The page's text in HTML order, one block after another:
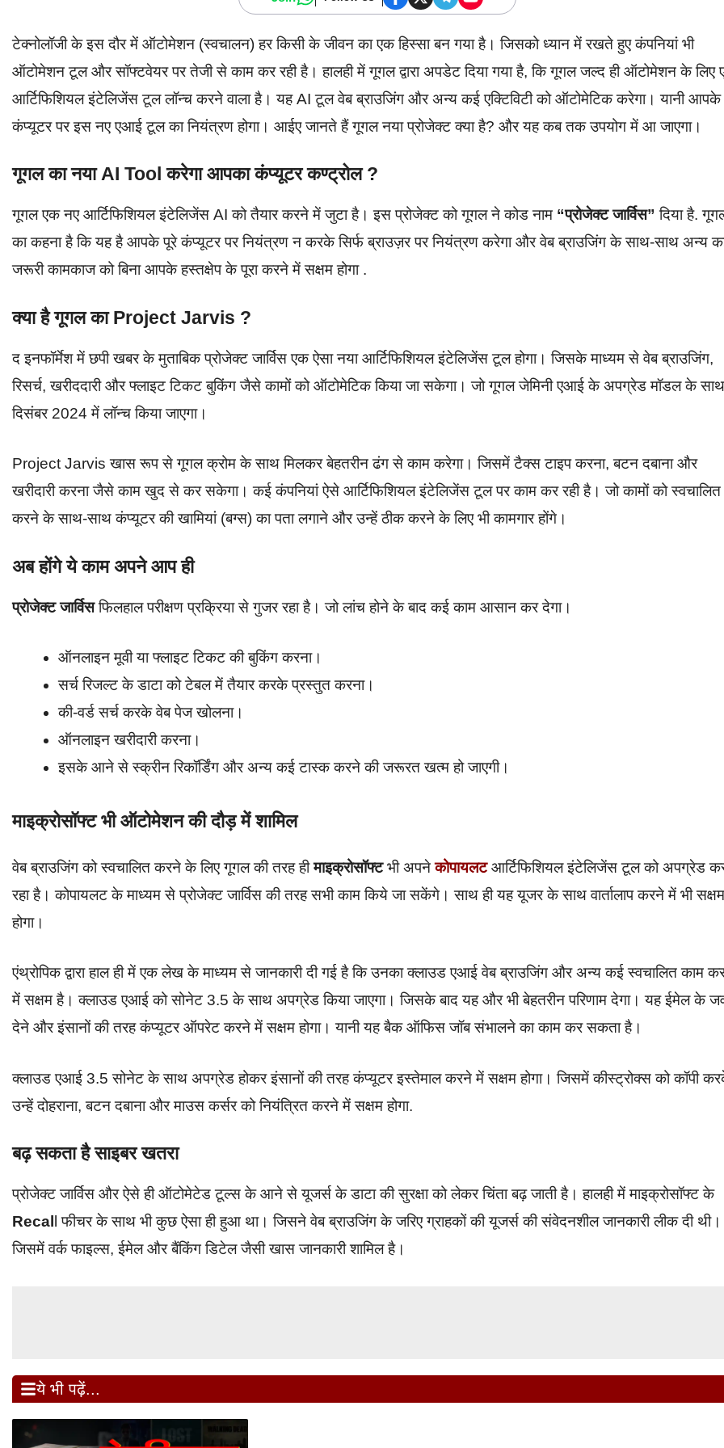
टेक्नोलॉजी के इस दौर में ऑटोमेशन (स्वचालन) हर किसी के जीवन का एक हिस्सा बन गया है। जिसको ध्यान में रखते हुए कंपनियां भी
ऑटोमेशन टूल और सॉफ्टवेयर पर तेजी से काम कर रही है। हालही में गूगल द्वारा अपडेट दिया गया है, कि गूगल जल्द ही ऑटोमेशन के लिए
आर्टिफिशियल इंटेलिजेंस टूल लॉन्च करने वाला है। यह AI टूल वेब ब्राउजिंग और अन्य कई एक्टिविटी को ऑटोमेटिक करेगा। यानी आपके
कंप्यूटर पर इस नए एआई टूल का नियंत्रण होगा। आईए जानते हैं गूगल नया प्रोजेक्ट क्या है? और यह कब तक उपयोग में आ जाएगा।
गूगल का नया AI Tool करेगा आपका कंप्यूटर कण्ट्रोल ?
गूगल एक नए आर्टिफिशियल इंटेलिजेंस AI को तैयार करने में जुटा है। इस प्रोजेक्ट को गूगल ने कोड नाम “प्रोजेक्ट जार्विस”दिया है.
का कहना है कि यह है आपके पूरे कंप्यूटर पर नियंत्रण न करके सिर्फ ब्राउज़र पर नियंत्रण करेगा और वेब ब्राउजिंग के साथ-साथ अन्य
जरूरी कामकाज को बिना आपके हस्तक्षेप के पूरा करने में सक्षम होगा .
क्या है गूगल का Project Jarvis ?
द इनफॉर्मेश में छपी खबर के मुताबिक प्रोजेक्ट जार्विस एक ऐसा नया आर्टिफिशियल इंटेलिजेंस टूल होगा। जिसके माध्यम से वेब ब्राउजिंग,
रिसर्च, खरीददारी और फ्लाइट टिकट बुकिंग जैसे कामों को ऑटोमेटिक किया जा सकेगा। जो गूगल जेमिनी एआई के अपग्रेड मॉडल के साथ
दिसंबर 2024 में लॉन्च किया जाएगा।
Project Jarvis खास रूप से गूगल क्रोम के साथ मिलकर बेहतरीन ढंग से काम करेगा। जिसमें टैक्स टाइप करना, बटन दबाना और
खरीदारी करना जैसे काम खुद से कर सकेगा। कई कंपनियां ऐसे आर्टिफिशियल इंटेलिजेंस टूल पर काम कर रही है। जो कामों को स्वचालित
करने के साथ-साथ कंप्यूटर की खामियां (बग्स) का पता लगाने और उन्हें ठीक करने के लिए भी कामगार होंगे।
अब होंगे ये काम अपने आप ही
प्रोजेक्ट जार्विसफिलहाल परीक्षण प्रक्रिया से गुजर रहा है। जो लांच होने के बाद कई काम आसान कर देगा।
ऑनलाइन मूवी या फ्लाइट टिकट की बुकिंग करना।
सर्च रिजल्ट के डाटा को टेबल में तैयार करके प्रस्तुत करना।
की-वर्ड सर्च करके वेब पेज खोलना।
ऑनलाइन खरीदारी करना।
इसके आने से स्क्रीन रिकॉर्डिंग और अन्य कई टास्क करने की जरूरत खत्म हो जाएगी।
माइक्रोसॉफ्ट भी ऑटोमेशन की दौड़ में शामिल
वेब ब्राउजिंग को स्वचालित करने के लिए गूगल की तरह हीमाइक्रोसॉफ्टभी अपनेकोपायलटआर्टिफिशियल इंटेलिजेंस टूल को अपग्रेड
रहा है। कोपायलट के माध्यम से प्रोजेक्ट जार्विस की तरह सभी काम किये जा सकेंगे। साथ ही यह यूजर के साथ वार्तालाप करने में भी सक्षम
होगा।
एंथ्रोपिक द्वारा हाल ही में एक लेख के माध्यम से जानकारी दी गई है कि उनका क्लाउड एआई वेब ब्राउजिंग और अन्य कई स्वचालित काम
में सक्षम है। क्लाउड एआई को सोनेट 3.5 के साथ अपग्रेड किया जाएगा। जिसके बाद यह और भी बेहतरीन परिणाम देगा। यह ईमेल के
देने और इंसानों की तरह कंप्यूटर ऑपरेट करने में सक्षम होगा। यानी यह बैक ऑफिस जॉब संभालने का काम कर सकता है।
क्लाउड एआई 3.5 सोनेट के साथ अपग्रेड होकर इंसानों की तरह कंप्यूटर इस्तेमाल करने में सक्षम होगा। जिसमें कीस्ट्रोक्स को कॉपी
उन्हें दोहराना, बटन दबाना और माउस कर्सर को नियंत्रित करने में सक्षम होगा.
बढ़ सकता है साइबर खतरा
प्रोजेक्ट जार्विस और ऐसे ही ऑटोमेटेड टूल्स के आने से यूजर्स के डाटा की सुरक्षा को लेकर चिंता बढ़ जाती है। हालही में माइक्रोसॉफ्ट के
Recal
l फीचर के साथ भी कुछ ऐसा ही हुआ था। जिसने वेब ब्राउजिंग के जरिए ग्राहकों की यूजर्स की संवेदनशील जानकारी लीक दी थी।
जिसमें वर्क फाइल्स, ईमेल और बैंकिंग डिटेल जैसी खास जानकारी शामिल है।
ये भी पढ़ें...